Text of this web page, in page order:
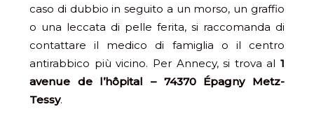
caso di dubbio in seguito a un morso, un graffio
o una leccata di pelle ferita, si raccomanda di
contattare il medico di famiglia o il centro
antirabbico più vicino. Per Annecy, si trova al 1
avenue de l’hôpital – 74370 Épagny Metz-
Tessy.